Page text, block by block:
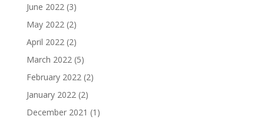
June 2022 (3)
May 2022 (2)
April 2022 (2)
March 2022 (5)
February 2022 (2)
January 2022 (2)
December 2021 (1)